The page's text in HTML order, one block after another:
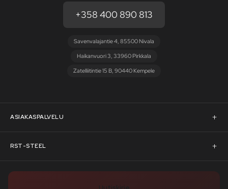
+358 400 890 813
Savenvalajantie 4, 85500 Nivala
Haikanvuori 3, 33960 Pirkkala
Zatelliitintie 15 B, 90440 Kempele
ASIAKASPALVELU
Asiakaspalvelu
Pyydä tarjous
RST-STEEL
RST-Steelin tarina